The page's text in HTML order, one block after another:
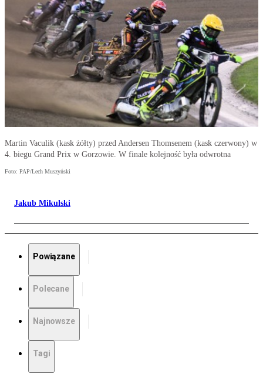
Martin Vaculik (kask żółty) przed Andersen Thomsenem (kask czerwony) w
4. biegu Grand Prix w Gorzowie. W finale kolejność była odwrotna
Foto: PAP/Lech Muszyński
Jakub Mikulski
Powiązane
Polecane
Najnowsze
Tagi